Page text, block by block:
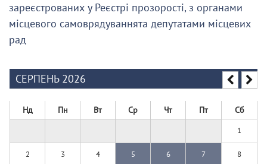
зареєстрованих у Реєстрі прозорості, з органами
місцевого самоврядуваннята депутатами місцевих
рад
СЕРПЕНЬ 2026
Нд Пн Вт Ср Чт Пт Сб
1
2 3 4 5 6 7 8